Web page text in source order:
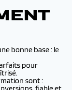
bonne base : le
pour
sont :